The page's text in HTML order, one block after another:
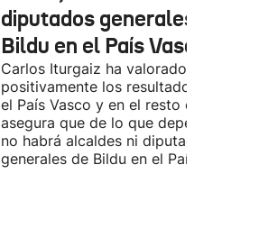
diputados generales de
Bildu en el País Vasco'
Carlos Iturgaiz ha valorado
positivamente los resultados del PP
el País Vasco y en el resto de
asegura que de lo que dependa del
no habrá alcaldes ni diputados
generales de Bildu en el País Vasco.